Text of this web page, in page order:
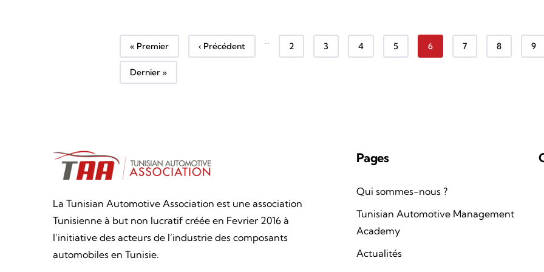
Première page
« Premier Page précédente
‹ Précédent … Page
2 Page
3 Page
4 Page
5 Page courante
6 Page
7 Page
8 9
Dernière page
Dernier »
La Tunisian Automotive Association est une association
Tunisienne à but non lucratif créée en Fevrier 2016 à
l’initiative des acteurs de l’industrie des composants
automobiles en Tunisie.
Pages
Qui sommes-nous ?
Tunisian Automotive Management
Academy
Actualités